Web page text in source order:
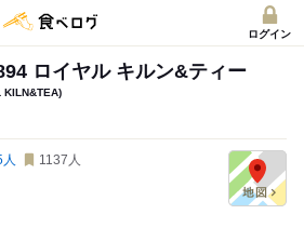
ログイン
ロイヤル キルン&ティー
KILN&TEA)
人 1137 人